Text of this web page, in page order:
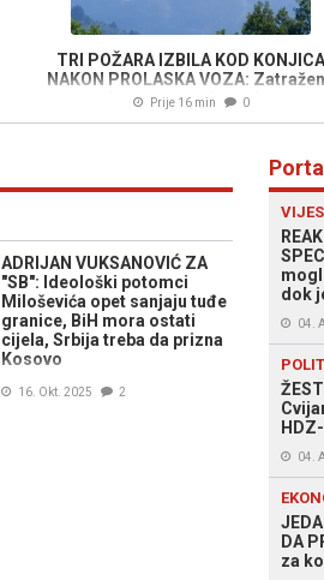
TRI POŽARA IZBILA KOD KONJICA
NAKON PROLASKA VOZA:
hitna pomoć iz zraka
Prije 16 min 0
ADRIJAN VUKSANOVIĆ ZA
"SB": Ideološki potomci
Miloševića opet sanjaju tuđe
granice, BiH mora ostati
cijela, Srbija treba da prizna
Kosovo
16. Okt. 2025 2
Portal
dok
04.
04.
DA
za